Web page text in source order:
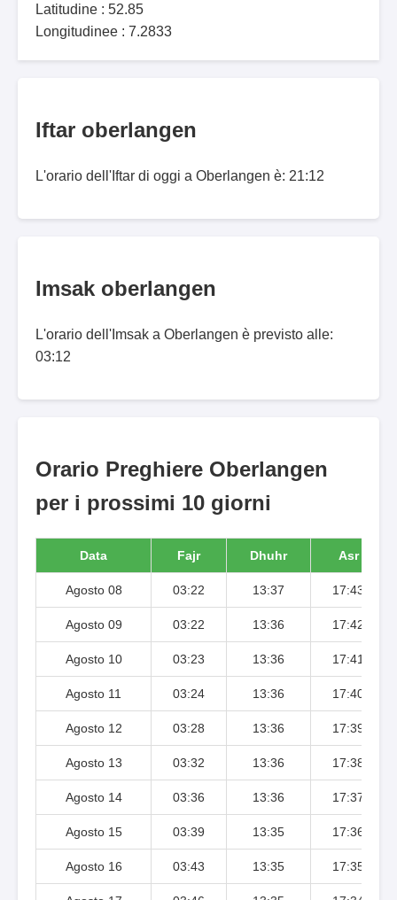
Latitudine : 52.85
Longitudinee : 7.2833
Iftar oberlangen
L'orario dell'Iftar di oggi a Oberlangen è: 21:12
Imsak oberlangen
L'orario dell'Imsak a Oberlangen è previsto alle:
03:12
Orario Preghiere Oberlangen
per i prossimi 10 giorni
Data Fajr Dhuhr Asr
Agosto 08 03:22 13:37 17:43
Agosto 09 03:22 13:36 17:42
Agosto 10 03:23 13:36 17:41
Agosto 11 03:24 13:36 17:40
Agosto 12 03:28 13:36 17:39
Agosto 13 03:32 13:36 17:38
Agosto 14 03:36 13:36 17:37
Agosto 15 03:39 13:35 17:36
Agosto 16 03:43 13:35 17:35